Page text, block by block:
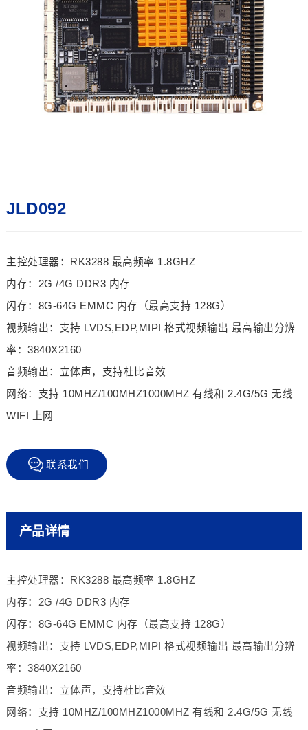
JLD092
主控处理器：RK3288 最高频率 1.8GHZ
内存：2G /4G DDR3 内存
闪存：8G-64G EMMC 内存（最高支持 128G）
视频输出：支持 LVDS,EDP,MIPI 格式视频输出 最高输出分辨
率：3840X2160
音频输出：立体声，支持杜比音效
网络：支持 10MHZ/100MHZ1000MHZ 有线和 2.4G/5G 无线
WIFI 上网
联系我们
产品详情
主控处理器：RK3288 最高频率 1.8GHZ
内存：2G /4G DDR3 内存
闪存：8G-64G EMMC 内存（最高支持 128G）
视频输出：支持 LVDS,EDP,MIPI 格式视频输出 最高输出分辨
率：3840X2160
音频输出：立体声，支持杜比音效
网络：支持 10MHZ/100MHZ1000MHZ 有线和 2.4G/5G 无线